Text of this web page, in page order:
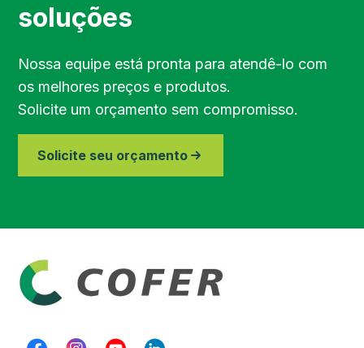
Região do Vale do Paraíba
Região de Piracicaba
soluções
Nossa equipe está pronta para atendê-lo com
os melhores preços e produtos.
Solicite um orçamento sem compromisso.
Solicite seu orçamento